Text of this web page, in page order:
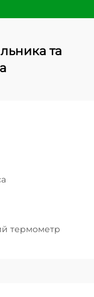
та
термометр